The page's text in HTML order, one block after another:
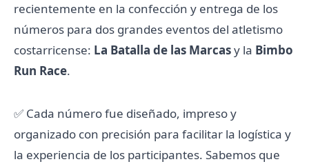
recientemente en la confección y entrega de los
números para dos grandes eventos del atletismo
costarricense: La Batalla de las Marcasy la Bimbo
Run Race.
✅ Cada número fue diseñado, impreso y
organizado con precisión para facilitar la logística y
la experiencia de los participantes. Sabemos que